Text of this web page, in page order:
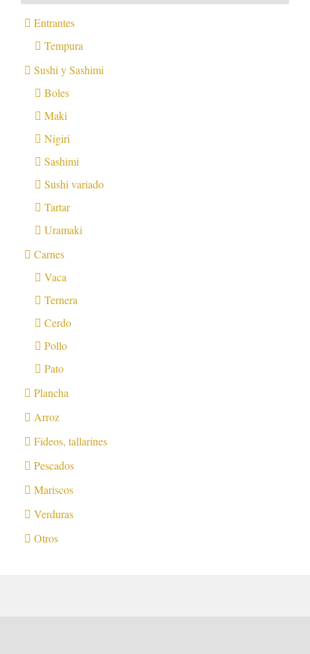
Entrantes
Tempura
Sushi y Sashimi
Boles
Maki
Nigiri
Sashimi
Sushi variado
Tartar
Uramaki
Carnes
Vaca
Ternera
Cerdo
Pollo
Pato
Plancha
Arroz
Fideos, tallarines
Pescados
Mariscos
Verduras
Otros